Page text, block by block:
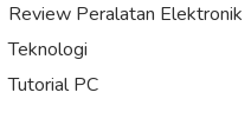
Review Peralatan Elektronik
Teknologi
Tutorial PC